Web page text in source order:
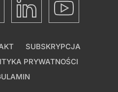
SUBSKRYPCJA
PRYWATNOŚCI